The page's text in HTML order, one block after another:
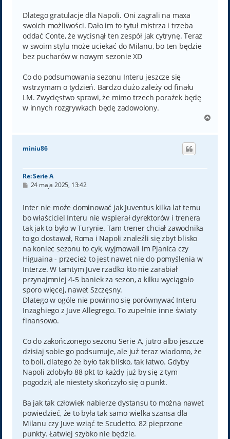
Dlatego gratulacje dla Napoli. Oni zagrali na maxa
swoich możliwości. Dało im to tytuł mistrza i trzeba
oddać Conte, że wycisnął ten zespół jak cytrynę. Teraz
w swoim stylu może uciekać do Milanu, bo ten będzie
bez pucharów w nowym sezonie XD
Co do podsumowania sezonu Interu jeszcze się
wstrzymam o tydzień. Bardzo dużo zależy od finału
LM. Zwycięstwo sprawi, że mimo trzech porażek będę
w innych rozgrywkach będę zadowolony.
g
miniu86
Re: Serie A
P
t
24 maja 2025, 13:42
Inter nie może dominować jak Juventus kilka lat temu
bo właściciel Interu nie wspierał dyrektorów i trenera
tak jak to było w Turynie. Tam trener chciał zawodnika
to go dostawał, Roma i Napoli znaleźli się zbyt blisko
na koniec sezonu to cyk, wyjmowali im Pjanica czy
Higuaina - przecież to jest nawet nie do pomyślenia w
Interze. W tamtym Juve rzadko kto nie zarabiał
przynajmniej 4-5 baniek za sezon, a kilku wyciągało
sporo więcej, nawet Szczęsny.
Dlatego w ogóle nie powinno się porównywać Interu
Inzaghiego z Juve Allegrego. To zupełnie inne światy
finansowo.
Co do zakończonego sezonu Serie A, jutro albo jeszcze
dzisiaj sobie go podsumuje, ale już teraz wiadomo, że
to boli, dlatego że było tak blisko, tak łatwo. Gdyby
Napoli zdobyło 88 pkt to każdy już by się z tym
pogodził, ale niestety skończyło się o punkt.
Ba jak tak człowiek nabierze dystansu to można nawet
powiedzieć, że to była tak samo wielka szansa dla
Milanu czy Juve wziąć te Scudetto. 82 pieprzone
punkty. Łatwiej szybko nie będzie.